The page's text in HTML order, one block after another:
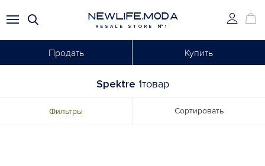
NEWLIFE.MODA
RESALE STORE №1
Продать Купить
Spektre 1товар
Фильтры Сортировать